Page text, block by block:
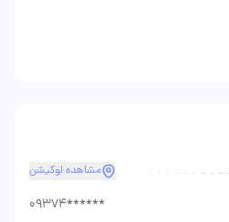
مشاهده لوکیشن
09374******